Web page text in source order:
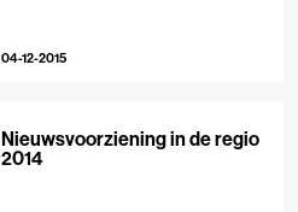
04-12-2015
Nieuwsvoorziening in de regio
2014